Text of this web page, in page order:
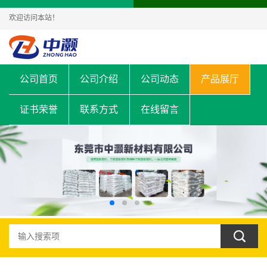
欢迎访问本站！
公司首页 公司介绍 公司动态 产品展厅
证书荣誉 联系方式 在线留言